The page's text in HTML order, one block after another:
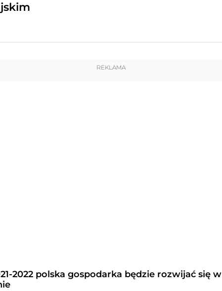
REKLAMA
2022 polska gospodarka będzie rozwijać się w